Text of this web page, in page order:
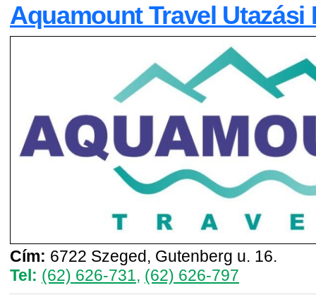
Aquamount Travel Utazási
Cím: 6722 Szeged, Gutenberg u. 16.
Tel: (62) 626-731, (62) 626-797